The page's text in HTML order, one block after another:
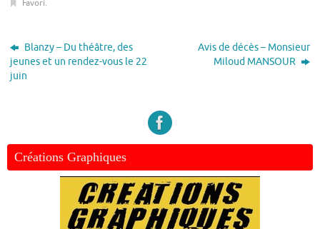
Favori.
Blanzy – Du théâtre, des
jeunes et un rendez-vous le 22
juin
Avis de décès – Monsieur
Miloud MANSOUR
Créations Graphiques